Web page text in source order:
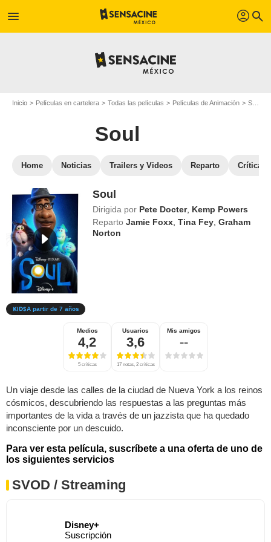
menu profil search
Inicio Películas en cartelera Todas las películas Películas de Animación Soul
Soul
Home Noticias Trailers y Videos Reparto Críticas
Soul
Dirigida por Pete Docter, Kemp Powers
Reparto Jamie Foxx ,Tina Fey ,Graham
Norton
A partir de 7 años
Medios
4,2
5 críticas
Usuarios
3,6
17 notas, 2 críticas
Mis amigos
--
Un viaje desde las calles de la ciudad de Nueva York a los reinos
cósmicos, descubriendo las respuestas a las preguntas más
importantes de la vida a través de un jazzista que ha quedado
inconsciente por un descuido.
Para ver esta película, suscríbete a una oferta de uno de
los siguientes servicios
SVOD / Streaming
Disney+
Suscripción